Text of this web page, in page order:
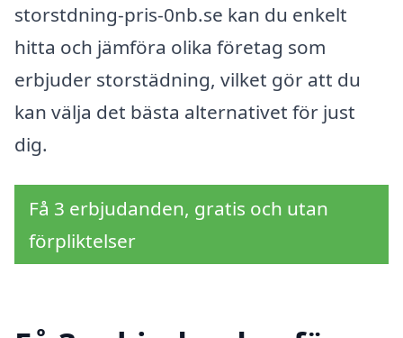
storstdning-pris-0nb.se kan du enkelt
hitta och jämföra olika företag som
erbjuder storstädning, vilket gör att du
kan välja det bästa alternativet för just
dig.
Få 3 erbjudanden, gratis och utan
förpliktelser